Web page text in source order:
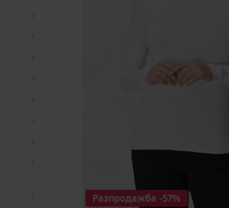
Разпродажба -57%